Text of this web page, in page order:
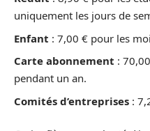
uniquement les jours de
Enfant : 7,00 € pour les
Carte abonnement :
pendant un an.
Comités d’entreprises :